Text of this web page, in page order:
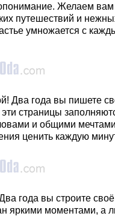
Желаем вам
путешествий и
умножается с
Два года вы пишете
страницы
и общими
ценить каждую
года вы строите
яркими моментами, а